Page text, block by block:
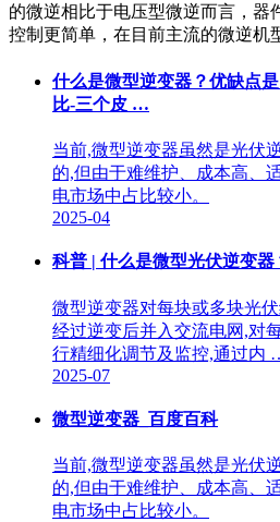
的微逆相比于电压型微逆而言，器
控制更简单，在目前主流的微逆机
什么是微型逆变器？优缺点
比-三个皮 …
当前,微型逆变器虽然是光伏
的,但由于难维护、成本高、
电市场中占比较小。
2025-04
科普 | 什么是微型光伏逆变
微型逆变器对每块或多块光
经过逆变后并入交流电网,对
行精细化调节及监控,通过内
2025-07
微型逆变器_百度百科
当前,微型逆变器虽然是光伏
的,但由于难维护、成本高、
电市场中占比较小。